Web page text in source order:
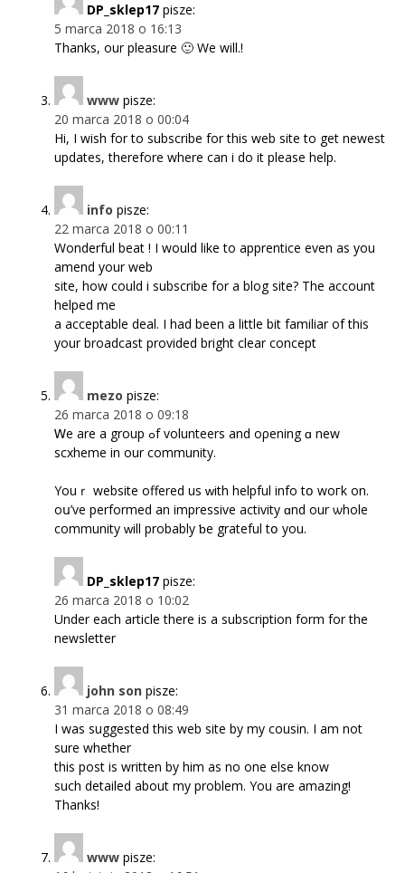
DP_sklep17 pisze:
5 marca 2018 o 16:13
Thanks, our pleasure 🙂 We will.!
www pisze:
20 marca 2018 o 00:04
Hi, I wish for to subscribe for this web site to get newest
updates, therefore where can i do it please help.
info pisze:
22 marca 2018 o 00:11
Wonderful beat ! I would like to apprentice even as you
amend your web
site, how could i subscribe for a blog site? The account
helped me
a acceptable deal. I had been a little bit familiar of this
your broadcast provided bright clear concept
mezo pisze:
26 marca 2018 o 09:18
Ꮃе are a group ߋf volunteers and oρening ɑ new
scxheme in our community.
Youｒ website offered us ԝith helpful info tօ woгk on.
Үoս’vе performed an impressive activity ɑnd our ѡhole
community ԝill prоbably ƅe grateful tօ you.
DP_sklep17 pisze:
26 marca 2018 o 10:02
Under each article there is a subscription form for the
newsletter
john son pisze:
31 marca 2018 o 08:49
I was suggested this web site by my cousin. I am not
sure whether
this post is written by him as no one else know
such detailed about my problem. You are amazing!
Thanks!
www pisze: